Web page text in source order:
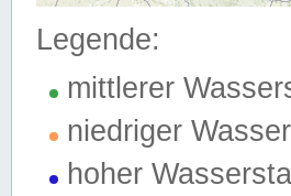
Legende:
mittlerer
niedriger
hoher